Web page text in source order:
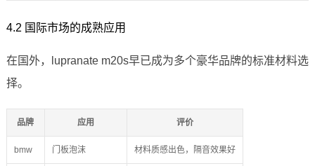
4.2 国际市场的成熟应用
在国外，lupranate m20s早已成为多个豪华品牌的标准材料选
择。
品牌 应用 评价
bmw 门板泡沫 材料质感出色，隔音效果好